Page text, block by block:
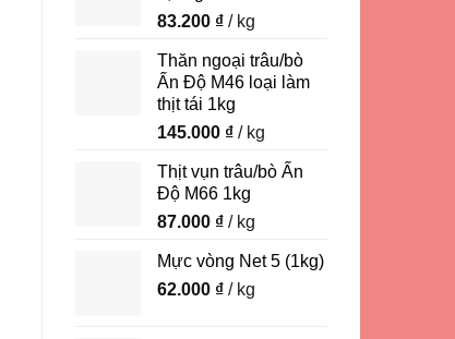
83.200 ₫/ kg
Thăn ngoại trâu/bò
Ấn Độ M46 loại làm
thịt tái 1kg
145.000 ₫/ kg
Thịt vụn trâu/bò Ấn
Độ M66 1kg
87.000 ₫/ kg
Mực vòng Net 5 (1kg)
62.000 ₫/ kg